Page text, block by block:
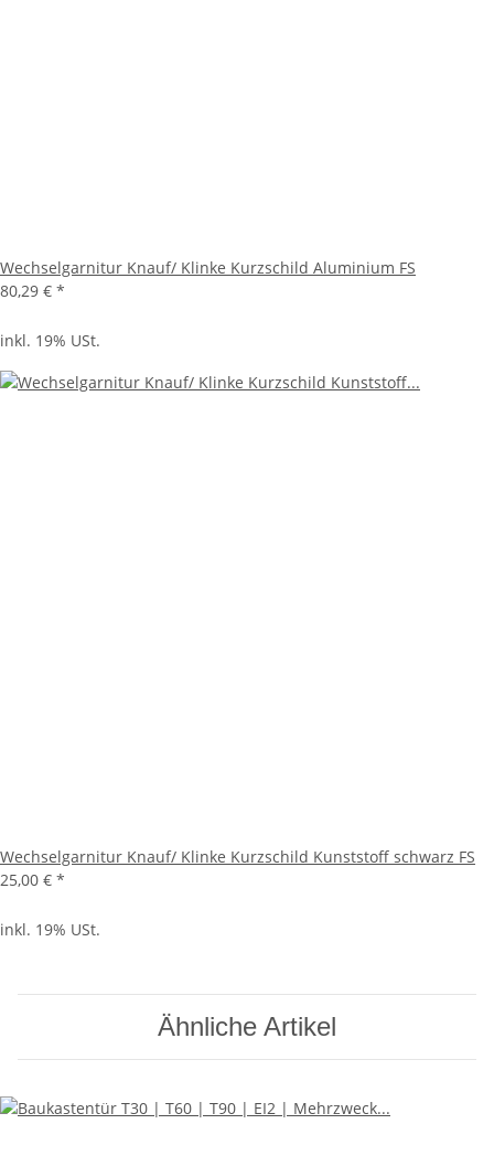
Wechselgarnitur Knauf/ Klinke Kurzschild Aluminium FS
80,29 € *
inkl. 19% USt.
Wechselgarnitur Knauf/ Klinke Kurzschild Kunststoff schwarz FS
25,00 € *
inkl. 19% USt.
Ähnliche Artikel